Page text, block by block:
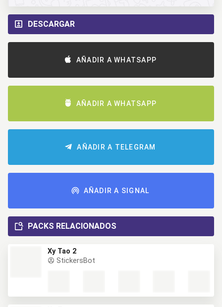
DESCARGAR
AÑADIR A WHATSAPP
AÑADIR A WHATSAPP
AÑADIR A TELEGRAM
AÑADIR A SIGNAL
PACKS RELACIONADOS
Ху Тао 2
StickersBot